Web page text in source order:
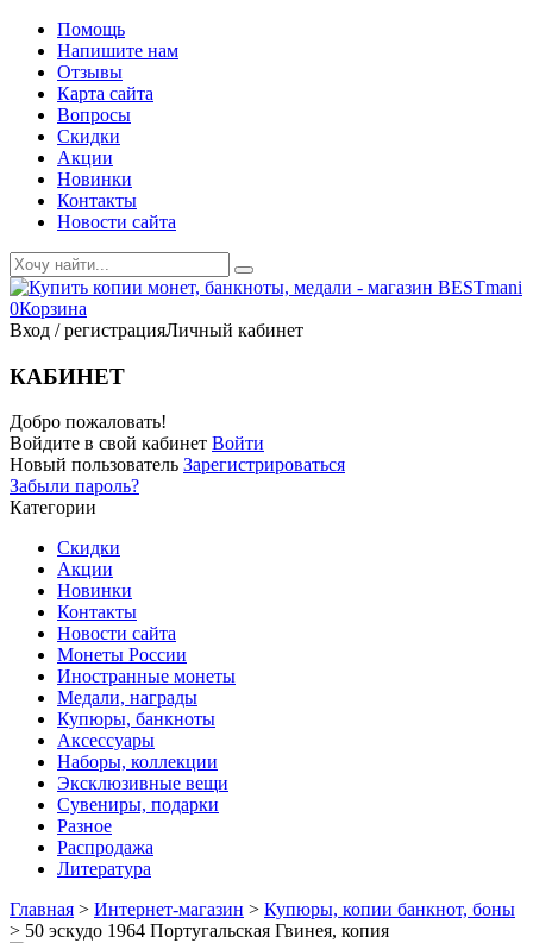
Помощь
Напишите нам
Отзывы
Карта сайта
Вопросы
Скидки
Акции
Новинки
Контакты
Новости сайта
0Корзина
Вход / регистрацияЛичный кабинет
КАБИНЕТ
Добро пожаловать!
Войдите в свой кабинет Войти
Новый пользователь Зарегистрироваться
Забыли пароль?
Категории
Скидки
Акции
Новинки
Контакты
Новости сайта
Монеты России
Иностранные монеты
Медали, награды
Купюры, банкноты
Аксессуары
Наборы, коллекции
Эксклюзивные вещи
Сувениры, подарки
Разное
Распродажа
Литература
Главная > Интернет-магазин > Купюры, копии банкнот, боны
> 50 эскудо 1964 Португальская Гвинея, копия